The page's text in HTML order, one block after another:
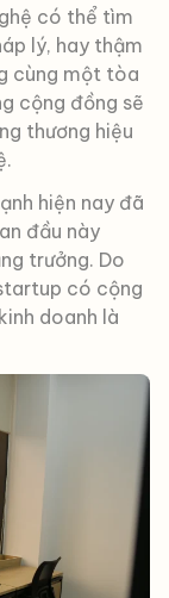
có thể tìm
lý, hay thậm
cùng một tòa
cộng đồng sẽ
thương hiệu
hiện nay đã
đầu này
trưởng. Do
có cộng
doanh là